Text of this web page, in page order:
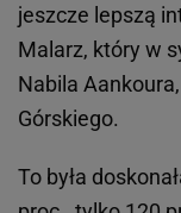
jeszcze lepszą
Malarz, który w
Nabila
Górskiego.
To była